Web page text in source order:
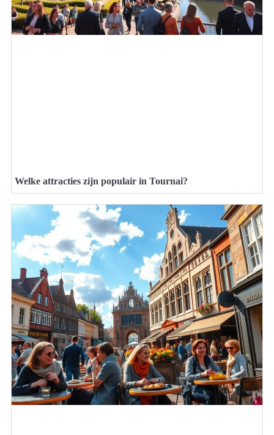
Welke attracties zijn populair in Tournai?